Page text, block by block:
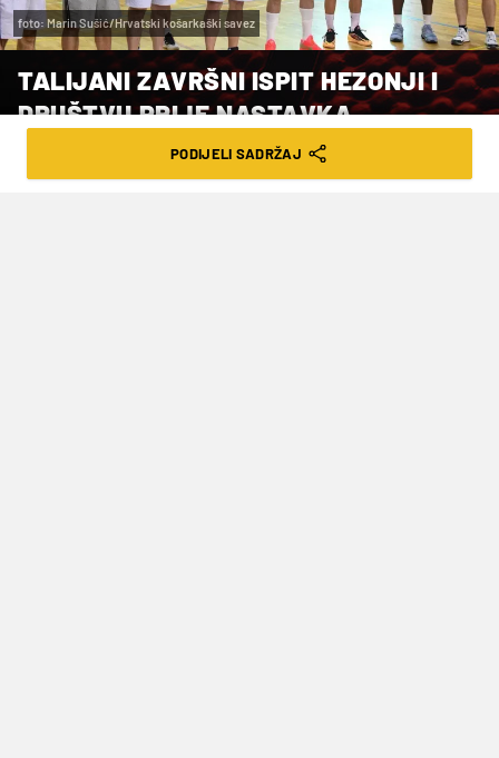
foto: Marin Sušić/Hrvatski košarkaški savez
TALIJANI ZAVRŠNI ISPIT HEZONJI I
DRUŠTVU PRIJE NASTAVKA
KVALIFIKACIJAPODIJELI SADRŽAJ